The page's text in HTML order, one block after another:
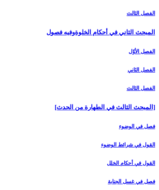
الفصل الثالث‏
المبحث الثاني في أحكام الخلوةوفيه فصول
الفصل الأوّل‏
الفصل الثاني‏
الفصل الثالث‏
[المبحث الثالث في الطهارة من الحدث‏]
فصل في الوضوء
القول في شرائط الوضوء
القول في أحكام الخلل‏
فصل في غسل الجنابة